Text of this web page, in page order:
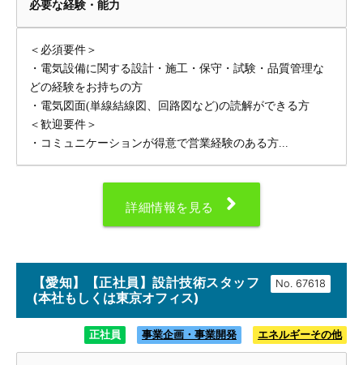
必要な経験・能力
＜必須要件＞
・電気設備に関する設計・施工・保守・試験・品質管理な
どの経験をお持ちの方
・電気図面(単線結線図、回路図など)の読解ができる方
＜歓迎要件＞
・コミュニケーションが得意で営業経験のある方...
詳細情報を見る
No.
【愛知】【正社員】設計技術スタッフ
(本社もしくは東京オフィス)
正社員 事業企画・事業開発 エネルギーその他